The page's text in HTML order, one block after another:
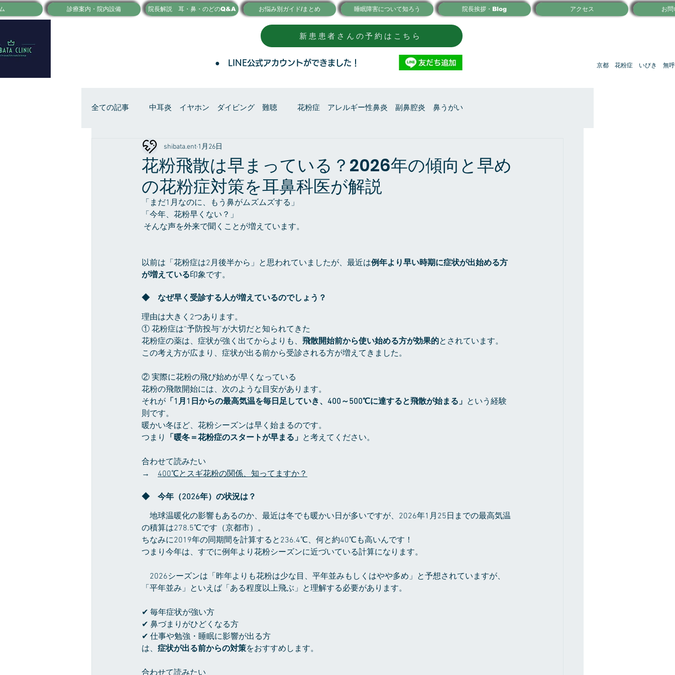
診療案内・院内設備 院長解説 耳・鼻・のどのQ&A お悩み別ガイド/まとめ 睡眠障害について知ろう 院長挨拶・Blog アクセス お問
新患患者さんの予約はこちら
● LINE公式アカウントができました！ 京都 花粉症 いびき 無呼
全ての記事 中耳炎 イヤホン ダイビング 難聴 花粉症 アレルギー性鼻炎 副鼻腔炎 鼻うがい
のどの痛み 扁桃炎 口内炎
花粉飛散は早まっている？2026年の傾向と早め
の花粉症対策を耳鼻科医が解説
shibata.ent 1月26日
「まだ1月なのに、もう鼻がムズムズする」
「今年、花粉早くない？」
そんな声を外来で聞くことが増えています。
以前は「花粉症は2月後半から」と思われていましたが、最近は例年より早い時期に症状が出始める方
が増えている印象です。
◆　なぜ早く受診する人が増えているのでしょう？
理由は大きく2つあります。
① 花粉症は“予防投与”が大切だと知られてきた
花粉症の薬は、症状が強く出てからよりも、 飛散開始前から使い始める方が効果的とされています。
この考え方が広まり、症状が出る前から受診される方が増えてきました。
② 実際に花粉の飛び始めが早くなっている
花粉の飛散開始には、次のような目安があります。
それが 「1月1日からの最高気温を毎日足していき、400～500℃に達すると飛散が始まる」 という経験
則です。
暖かい冬ほど、花粉シーズンは早く始まるのです。
つまり
「暖冬＝花粉症のスタートが早まる」 と考えてください。
合わせて読みたい
→ 400℃とスギ花粉の関係、知ってますか？
◆　今年（2026年）の状況は？
地球温暖化の影響もあるのか、最近は冬でも暖かい日が多いですが、2026年1月25日までの最高気温
の積算は278.5℃です（京都市）。
ちなみに2019年の同期間を計算すると236.4℃、何と約40℃も高いんです！
つまり今年は、すでに例年より花粉シーズンに近づいている計算になります。
2026シーズンは「昨年よりも花粉は少な目、平年並みもしくはやや多め」と予想されていますが、
「平年並み」といえば「ある程度以上飛ぶ」と理解する必要があります。
✔ 毎年症状が強い方
✔ 鼻づまりがひどくなる方
✔ 仕事や勉強・睡眠に影響が出る方
は、 症状が出る前からの対策をおすすめします。
合わせて読みたい